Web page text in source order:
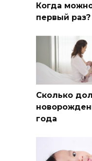
Когда
первый раз?
Сколько
года